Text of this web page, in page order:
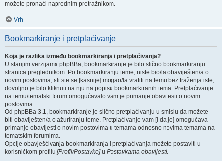
možete pronaći naprednim pretražnikom.
Vrh
Bookmarkiranje i pretplaćivanje
Koja je razlika između bookmarkiranja i pretplaćivanja?
U starijim verzijama phpBBa, bookmarkiranje je bilo slično bookmarkiranju
stranica preglednikom. Po bookmarkiranju teme, niste bio/la obaviješten/a o
novim postovima, ali ste se [kasnije] mogao/la vratiti na temu bez traženja iste,
dovoljno je bilo kliknuti na nju na popisu bookmarkiranih tema. Pretplaćivanje
na temu/tematski forum omogućavalo vam je primanje obavijesti o novim
postovima.
Od phpBBa 3.1, bookmarkiranje je slično pretplaćivanju u smislu da možete
biti obaviješten/a o ažuriranju teme. Pretplaćivanje vam [i dalje] omogućava
primanje obavijesti o novim postovima u temama odnosno novima temama na
tematskim forumima.
Opcije obavješćivanja bookmarkiranja i pretplaćivanja možete postaviti u
korisničkom profilu [Profil/Postavke]u Postavkama obavijesti.